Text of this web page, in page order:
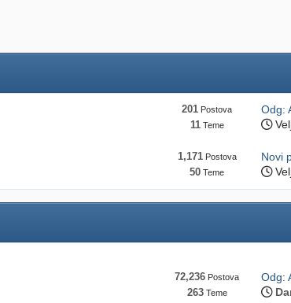
201 Postova
11Teme
Odg:
1,171Postova
50 Teme
Novi
72,236 Postova
263Teme
Odg: